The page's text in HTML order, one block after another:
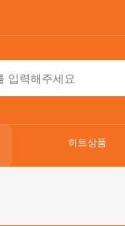
히트상품